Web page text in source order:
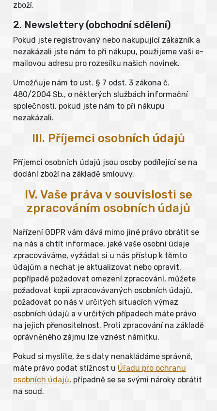
zboží.
2. Newslettery (obchodní sdělení)
Pokud jste registrovaný nebo nakupující zákazník a
nezakázali jste nám to při nákupu, použijeme vaši e-
mailovou adresu pro rozesílku našich novinek.
Umožňuje nám to ust. § 7 odst. 3 zákona č.
480/2004 Sb., o některých službách informační
společnosti, pokud jste nám to při nákupu
nezakázali.
III. Příjemci osobních údajů
Příjemci osobních údajů jsou osoby podílející se na
dodání zboží na základě smlouvy.
IV. Vaše práva v souvislosti se
zpracováním osobních údajů
Nařízení GDPR vám dává mimo jiné právo obrátit se
na nás a chtít informace, jaké vaše osobní údaje
zpracováváme, vyžádat si u nás přístup k těmto
údajům a nechat je aktualizovat nebo opravit,
popřípadě požadovat omezení zpracování, můžete
požadovat kopii zpracovávaných osobních údajů,
požadovat po nás v určitých situacích výmaz
osobních údajů a v určitých případech máte právo
na jejich přenositelnost. Proti zpracování na základě
oprávněného zájmu lze vznést námitku.
Pokud si myslíte, že s daty nenakládáme správně,
máte právo podat stížnost u Úřadu pro ochranu
osobních údajů, případně se se svými nároky obrátit
na soud.